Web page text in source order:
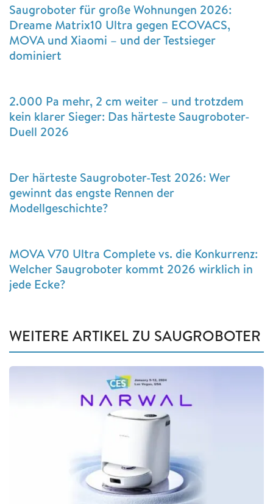
Saugroboter für große Wohnungen 2026:
Dreame Matrix10 Ultra gegen ECOVACS,
MOVA und Xiaomi – und der Testsieger
dominiert
2.000 Pa mehr, 2 cm weiter – und trotzdem
kein klarer Sieger: Das härteste Saugroboter-
Duell 2026
Der härteste Saugroboter-Test 2026: Wer
gewinnt das engste Rennen der
Modellgeschichte?
MOVA V70 Ultra Complete vs. die Konkurrenz:
Welcher Saugroboter kommt 2026 wirklich in
jede Ecke?
WEITERE ARTIKEL ZU SAUGROBOTER